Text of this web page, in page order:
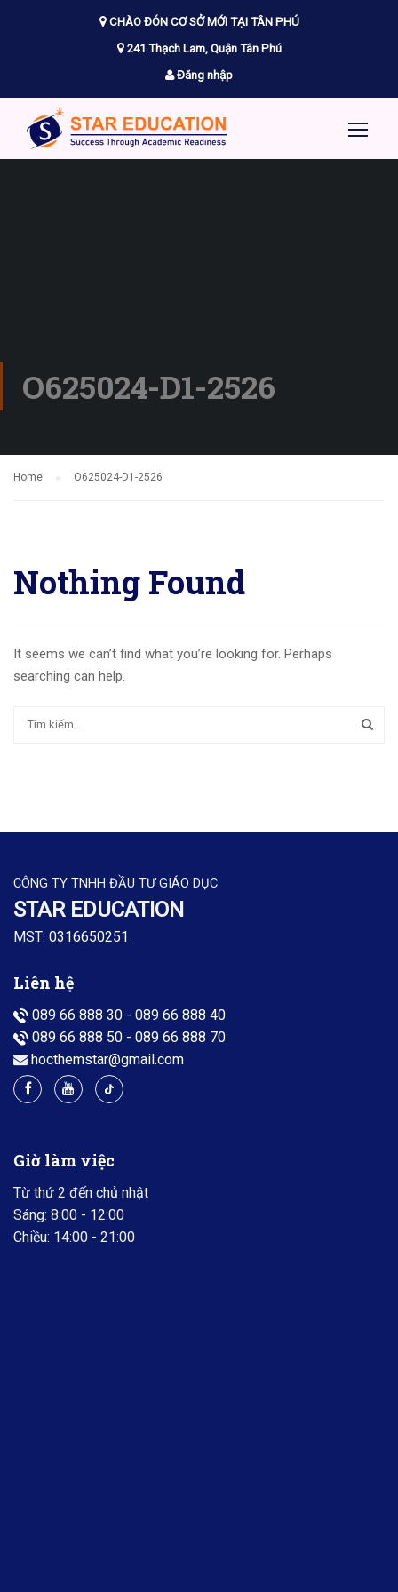
CHÀO ĐÓN CƠ SỞ MỚI TẠI TÂN PHÚ
241 Thạch Lam, Quận Tân Phú
Đăng nhập
O625024-D1-2526
Home O625024-D1-2526
Nothing Found
It seems we can’t find what you’re looking for. Perhaps
searching can help.
CÔNG TY TNHH ĐẦU TƯ GIÁO DỤC
STAR EDUCATION
MST: 0316650251
Liên hệ
089 66 888 30 - 089 66 888 40
089 66 888 50 - 089 66 888 70
hocthemstar@gmail.com
Giờ làm việc
Từ thứ 2 đến chủ nhật
Sáng: 8:00 - 12:00
Chiều: 14:00 - 21:00